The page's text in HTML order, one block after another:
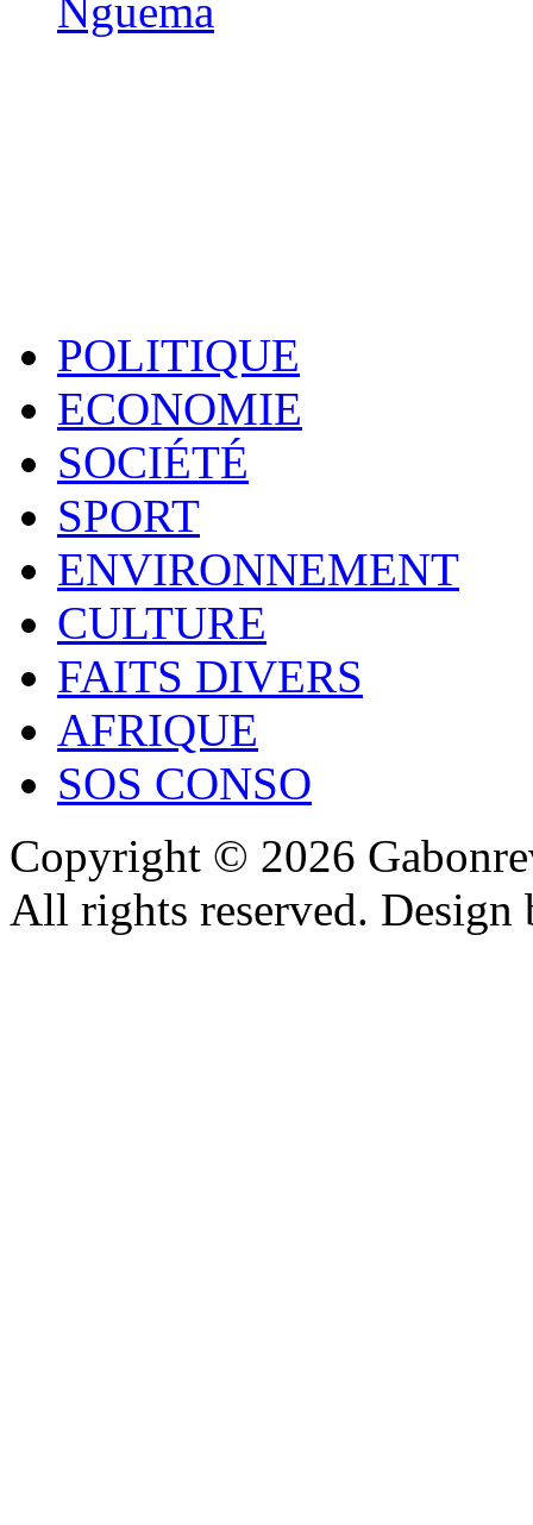
Nguema
POLITIQUE
ECONOMIE
SOCIÉTÉ
SPORT
ENVIRONNEMENT
CULTURE
FAITS DIVERS
AFRIQUE
SOS CONSO
Copyright © 2026
All rights reserved.